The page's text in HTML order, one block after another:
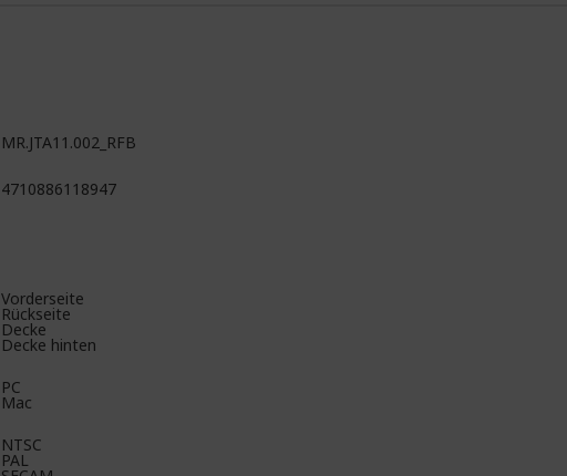
MR.JTA11.002_RFB
4710886118947
Vorderseite
Rückseite
Decke
Decke hinten
PC
Mac
NTSC
PAL